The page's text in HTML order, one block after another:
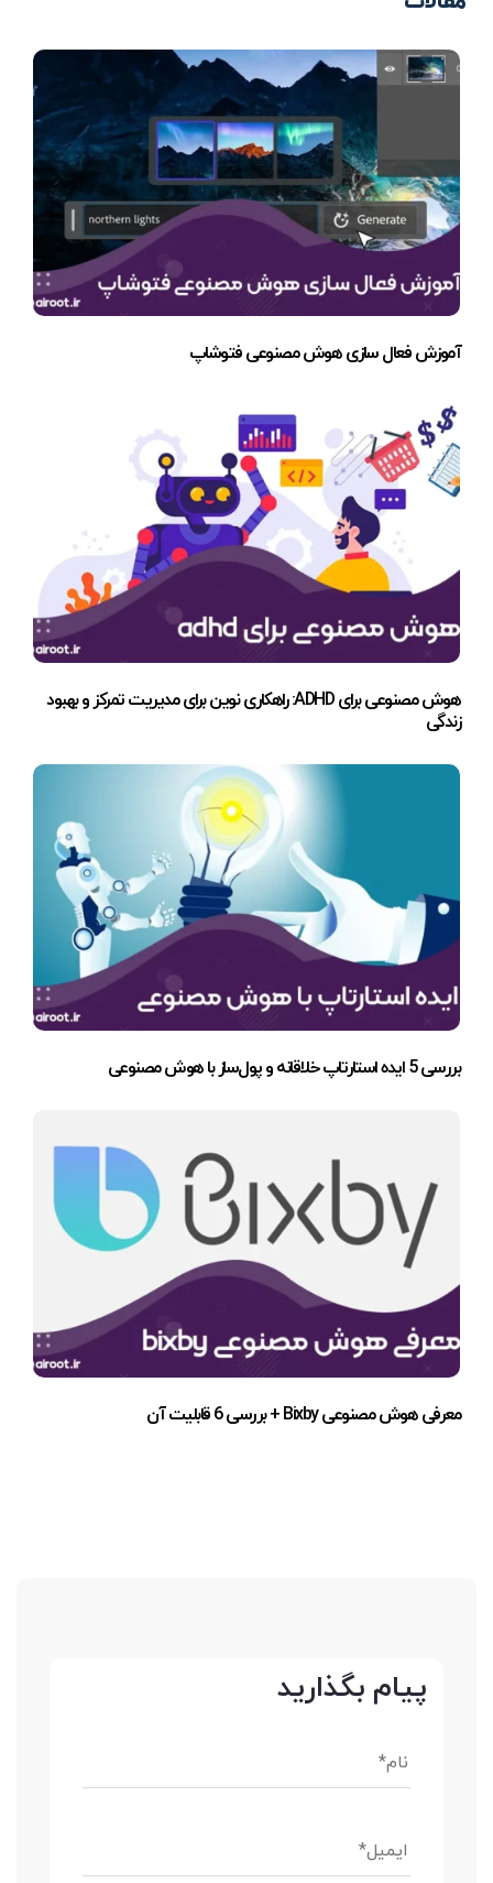
آموزش فعال سازی هوش مصنوعی فتوشاپ
هوش مصنوعی برای ADHD: راهکاری نوین برای مدیریت تمرکز و بهبود
زندگی
بررسی 5 ایده استارتاپ خلاقانه و پول‌ساز با هوش مصنوعی
معرفی هوش مصنوعی Bixby + بررسی 6 قابلیت آن
پیام بگذارید